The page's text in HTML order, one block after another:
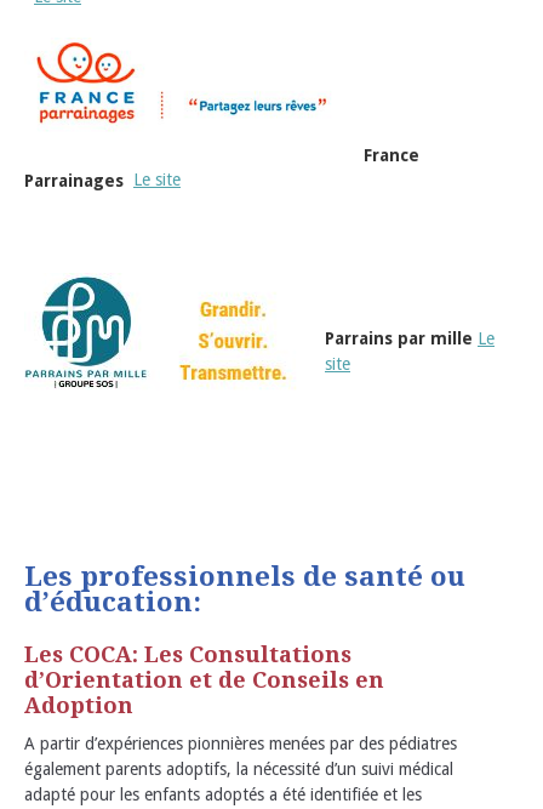
France
Parrainages Le site
Parrains par mille Le
site
Les professionnels de santé ou
d’éducation:
Les COCA: Les Consultations
d’Orientation et de Conseils en
Adoption
A partir d’expériences pionnières menées par des pédiatres
également parents adoptifs, la nécessité d’un suivi médical
adapté pour les enfants adoptés a été identifiée et les